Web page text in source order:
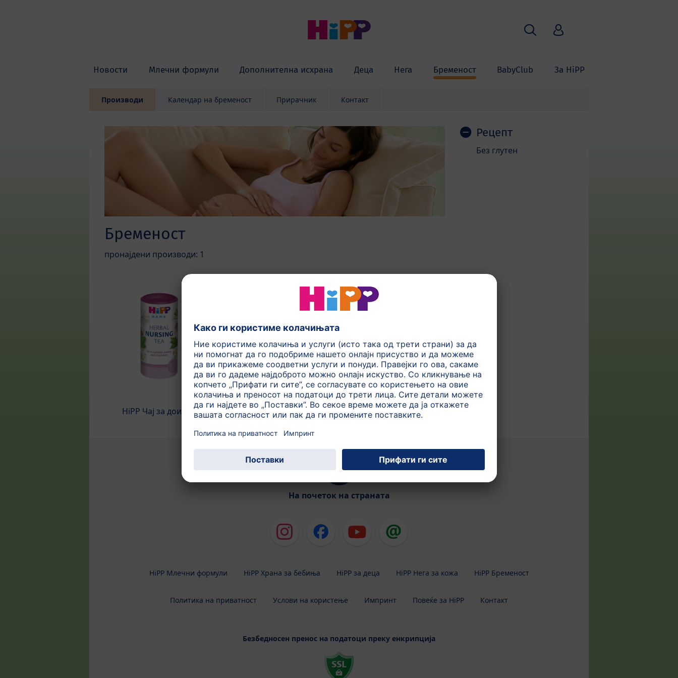
Новости Млечни формули Дополнителна исхрана Деца Нега Бременост BabyClub За HiPP
Пребарување
HiPP Babyclub
Производи Календар на бременост Прирачник Контакт
Скокни до листата на производи
Рецепт
Без глутен
Бременост
пронајдени производи: 1
HiPP Чај за доилки
На почеток на страната
HiPP Млечни формули HiPP Храна за бебиња HiPP за деца HiPP Нега за кожа HiPP Бременост
Политика на приватност Услови на користење Импринт Повеќе за HiPP Контакт
Безбедносен пренос на податоци преку енкрипција